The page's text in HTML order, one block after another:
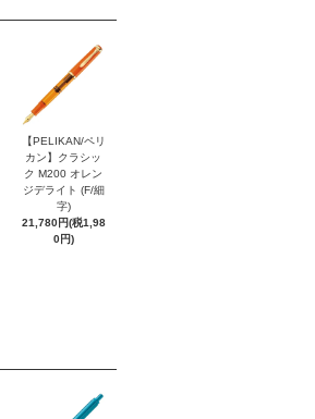
【PELIKAN/ペリ
カン】クラシッ
ク M200 オレン
ジデライト (F/細
字)
21,780円(税1,98
0円)